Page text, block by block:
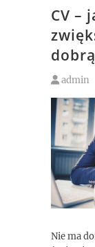
CV –
admin
Nie ma